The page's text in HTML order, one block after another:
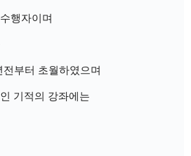
행자이며
부터 초월하였으며
기적의 강좌에는